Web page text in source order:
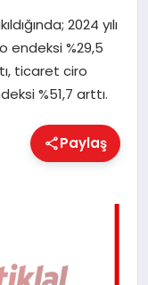
2024 yılı
endeksi %29,5
ticaret ciro
%51,7 arttı.
Paylaş